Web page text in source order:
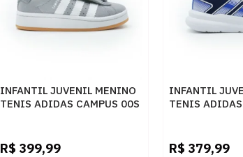
INFANTIL JUVENIL MENINO
TENIS ADIDAS CAMPUS 00S
R$ 399,99
INFANTIL
TENIS
R$ 379,99